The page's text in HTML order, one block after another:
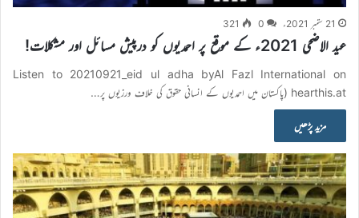
21 ستمبر 2021ء 0
321
عید الاضحی 2021ء کے موقع پر احمدیوں کو درپیش مسائل اور مشکلات!
Listen to 20210921_eid ul adha byAl Fazl International on
hearthis.at (پاکستان میں احمدیوں کے انسانی حقوق کی خلاف ورزیوں پر…
مزید پڑھیں